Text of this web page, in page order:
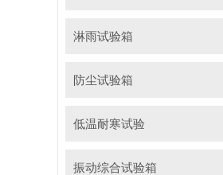
淋雨试验箱
防尘试验箱
低温耐寒试验
振动综合试验箱